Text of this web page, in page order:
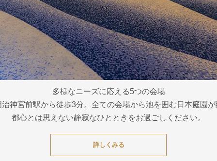
多様なニーズに応える5つの会場
神宮前駅から徒歩3分。全ての会場から池を囲む日本庭園
都心とは思えない静寂なひとときをお過ごしください。
詳しくみる